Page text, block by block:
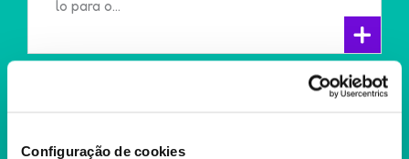
Configuração de cookies
lo para o...
+